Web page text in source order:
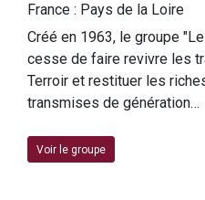
France : Pays de la Loire
Créé en 1963, le groupe
cesse de faire revivre les
Terroir et restituer les
transmises de génération…
Voir le groupe